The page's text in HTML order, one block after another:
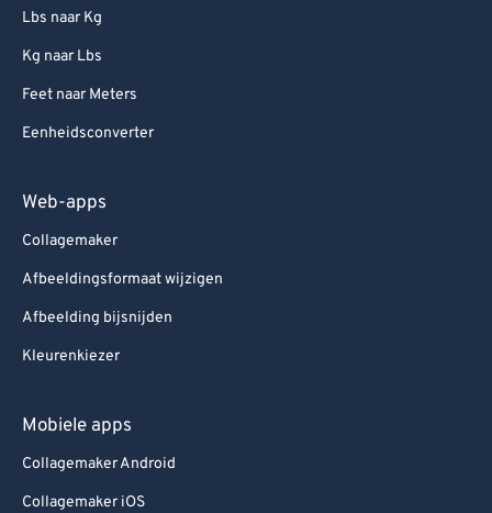
Lbs naar Kg
Kg naar Lbs
Feet naar Meters
Eenheidsconverter
Web-apps
Collagemaker
Afbeeldingsformaat wijzigen
Afbeelding bijsnijden
Kleurenkiezer
Mobiele apps
Collagemaker Android
Collagemaker iOS